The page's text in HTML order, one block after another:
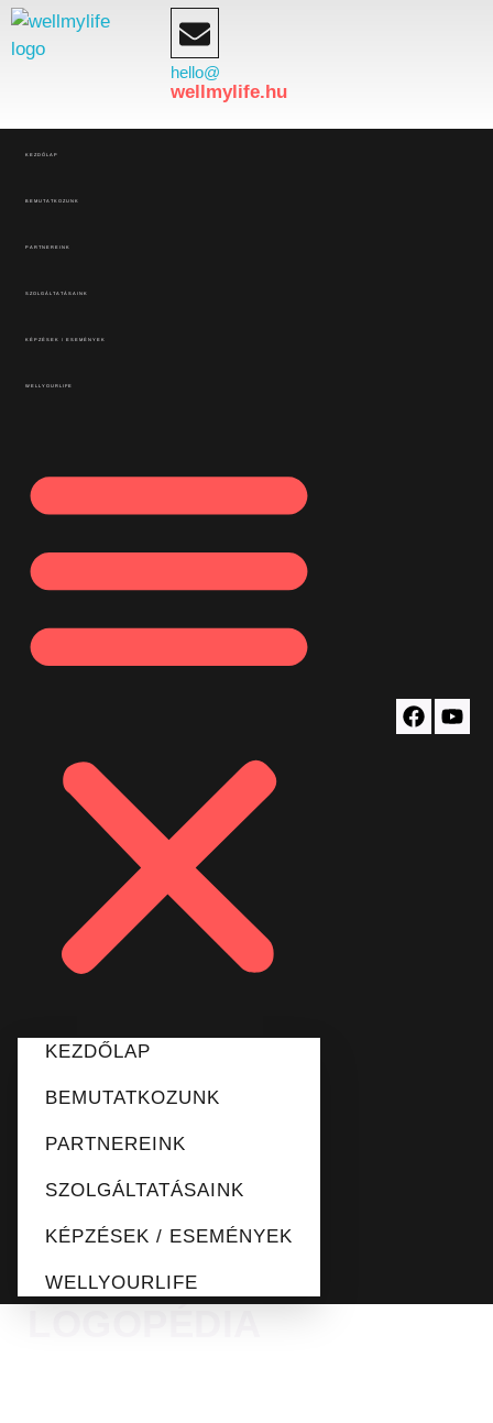
hello@
wellmylife.hu
KEZDŐLAP
BEMUTATKOZUNK
PARTNEREINK
SZOLGÁLTATÁSAINK
KÉPZÉSEK / ESEMÉNYEK
WELLYOURLIFE
KEZDŐLAP
BEMUTATKOZUNK
PARTNEREINK
SZOLGÁLTATÁSAINK
KÉPZÉSEK / ESEMÉNYEK
WELLYOURLIFE